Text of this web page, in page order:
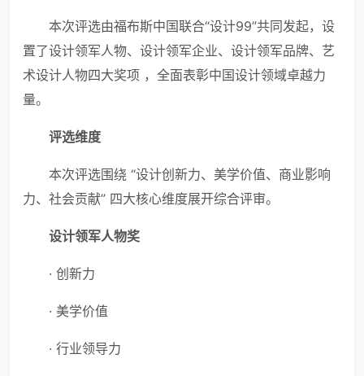
本次评选由福布斯中国联合“设计99”共同发起，设
置了设计领军人物、设计领军企业、设计领军品牌、艺
术设计人物四大奖项 ，全面表彰中国设计领域卓越力
量。
评选维度
本次评选围绕 “设计创新力、美学价值、商业影响
力、社会贡献” 四大核心维度展开综合评审。
设计领军人物奖
· 创新力
· 美学价值
· 行业领导力